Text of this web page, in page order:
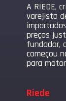
A RIEDE,
varejista
preços
fundador,
começou
para
Riede